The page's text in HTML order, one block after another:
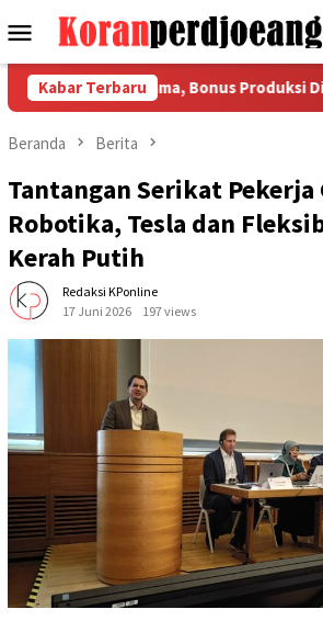
ke
Menu
Mobile
Kabar Terbaru
Bersama, Bonus Produksi Dipulihkan
Beranda Berita
Tantangan Serikat Pekerja
Robotika, Tesla dan
Kerah Putih
Redaksi KPonline
17 Juni 2026
197 views